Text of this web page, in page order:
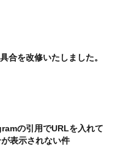
合を改修いたしました。
の引用でURLを入れて
表示されない件